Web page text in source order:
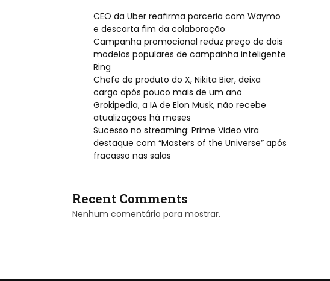
CEO da Uber reafirma parceria com Waymo
e descarta fim da colaboração
Campanha promocional reduz preço de dois
modelos populares de campainha inteligente
Ring
Chefe de produto do X, Nikita Bier, deixa
cargo após pouco mais de um ano
Grokipedia, a IA de Elon Musk, não recebe
atualizações há meses
Sucesso no streaming: Prime Video vira
destaque com “Masters of the Universe” após
fracasso nas salas
Recent Comments
Nenhum comentário para mostrar.